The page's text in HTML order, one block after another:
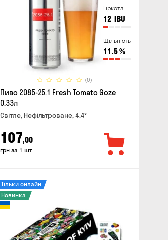
Гіркота
12 IBU
Щільність
11.5%
(0)
Пиво 2085-25.1 Fresh Tomato Goze
0.33л
Світле, Нефільтроване, 4.4°
107,00
грн за 1 шт
Тільки онлайн
Новинка